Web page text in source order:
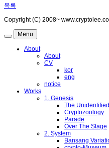
목록
Copyright (C) 2008~
Menu
About
About
CV
kor
eng
notice
Works
1. Genesis
The
Cryptozoology
Parade
Over The Stage
2. System
Bansang